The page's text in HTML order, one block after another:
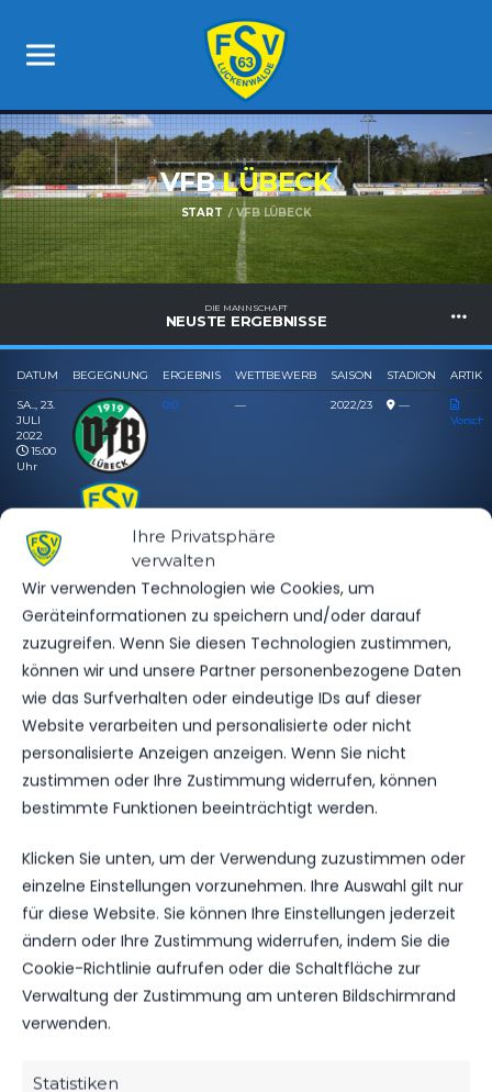
Ihre Privatsphäre
verwalten
Wir verwenden Technologien wie Cookies, um
Geräteinformationen zu speichern und/oder darauf
zuzugreifen. Wenn Sie diesen Technologien zustimmen,
können wir und unsere Partner personenbezogene Daten
wie das Surfverhalten oder eindeutige IDs auf dieser
Website verarbeiten und personalisierte oder nicht
personalisierte Anzeigen anzeigen. Wenn Sie nicht
zustimmen oder Ihre Zustimmung widerrufen, können
bestimmte Funktionen beeinträchtigt werden.
Klicken Sie unten, um der Verwendung zuzustimmen oder
einzelne Einstellungen vorzunehmen. Ihre Auswahl gilt nur
für diese Website. Sie können Ihre Einstellungen jederzeit
ändern oder Ihre Zustimmung widerrufen, indem Sie die
Cookie-Richtlinie aufrufen oder die Schaltfläche zur
Verwaltung der Zustimmung am unteren Bildschirmrand
verwenden.
Statistiken
VFBLÜBECK
START VFB LÜBECK
DIE MANNSCHAFT
NEUSTE ERGEBNISSE
DATUM BEGEGNUNG ERGEBNIS WETTBEWERB SAISON STADION
SA.., 23.
JULI
2022
15:00
Uhr
VfB Lübeck
Luckenwalde
0:0 — 2022/23
—
OFFIZIELLE VEREINSSEITE
DEIN HEIMSPIEL. DEIN FSV.
Tickets, Spielplan, News und Vereinsinfos – alles
kompakt auf einen Blick.
Eintrittspreise & Spieltag